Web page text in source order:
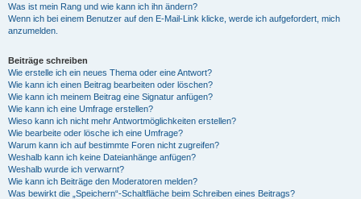
Was ist mein Rang und wie kann ich ihn ändern?
Wenn ich bei einem Benutzer auf den E-Mail-Link klicke, werde ich aufgefordert, mich
anzumelden.
Beiträge schreiben
Wie erstelle ich ein neues Thema oder eine Antwort?
Wie kann ich einen Beitrag bearbeiten oder löschen?
Wie kann ich meinem Beitrag eine Signatur anfügen?
Wie kann ich eine Umfrage erstellen?
Wieso kann ich nicht mehr Antwortmöglichkeiten erstellen?
Wie bearbeite oder lösche ich eine Umfrage?
Warum kann ich auf bestimmte Foren nicht zugreifen?
Weshalb kann ich keine Dateianhänge anfügen?
Weshalb wurde ich verwarnt?
Wie kann ich Beiträge den Moderatoren melden?
Was bewirkt die „Speichern“-Schaltfläche beim Schreiben eines Beitrags?